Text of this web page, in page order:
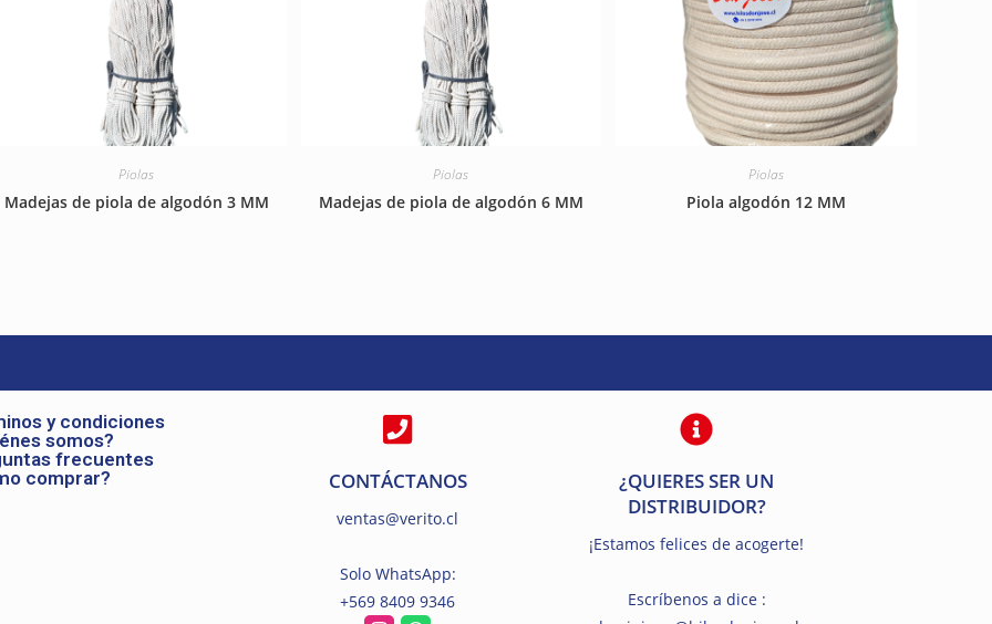
Piolas
Madejas de piola de algodón 3 MM
Piolas
Madejas de piola de algodón 6 MM
Piolas
Piola algodón 12 MM
y condiciones
somos?
frecuentes
comprar?
CONTÁCTANOS
ventas@verito.cl
Solo WhatsApp:
+569 8409 9346
¿QUIERES SER UN
DISTRIBUIDOR?
¡Estamos felices de acogerte!
Escríbenos a dice :